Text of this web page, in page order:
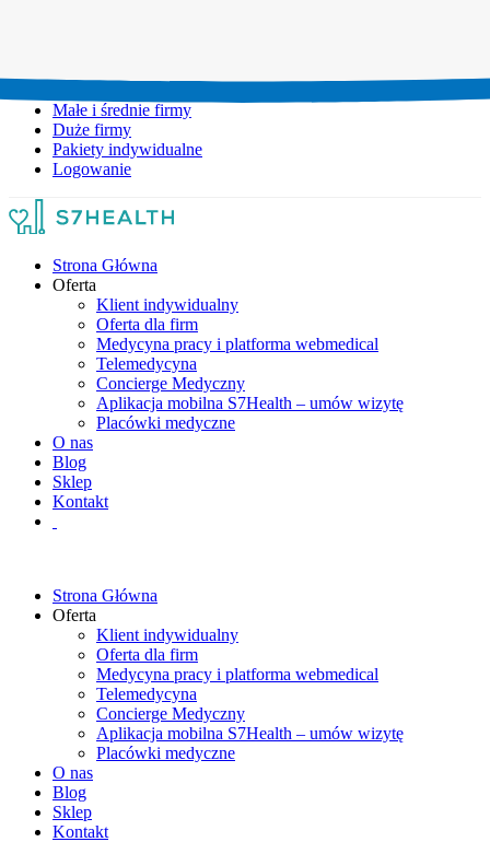
Małe i średnie firmy
Duże firmy
Pakiety indywidualne
Logowanie
Strona Główna
Oferta
Klient indywidualny
Oferta dla firm
Medycyna pracy i platforma webmedical
Telemedycyna
Concierge Medyczny
Aplikacja mobilna S7Health – umów wizytę
Placówki medyczne
O nas
Blog
Sklep
Kontakt
Strona Główna
Oferta
Klient indywidualny
Oferta dla firm
Medycyna pracy i platforma webmedical
Telemedycyna
Concierge Medyczny
Aplikacja mobilna S7Health – umów wizytę
Placówki medyczne
O nas
Blog
Sklep
Kontakt